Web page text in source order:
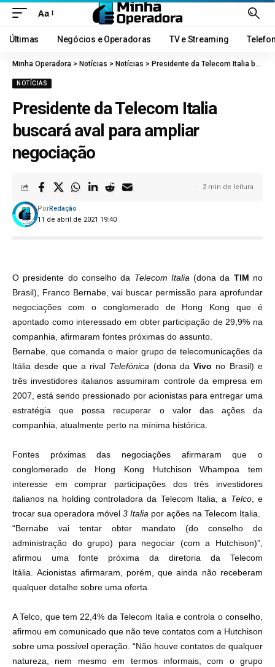
Aa
Últimas Negócios e Operadoras TV e Streaming
Minha Operadora > Notícias > Notícias > Presidente da Telecom Italia buscará aval para ampliar negociação
NOTÍCIAS
Presidente da Telecom Italia
buscará aval para ampliar
negociação
11 de abril de 2021 19:40
PorRedação
2 min de leitura
O presidente do conselho da Telecom Italia (dona da TIM no
Brasil), Franco Bernabe, vai buscar permissão para aprofundar
negociações com o conglomerado de Hong Kong que é
apontado como interessado em obter participação de 29,9% na
companhia, afirmaram fontes próximas do assunto.
Bernabe, que comanda o maior grupo de telecomunicações da
Itália desde que a rival Telefónica (dona daVivo no Brasil) e
três investidores italianos assumiram controle da empresa em
2007, está sendo pressionado por acionistas para entregar uma
estratégia que possa recuperar o valor das ações da
companhia, atualmente perto na mínima histórica.
Fontes próximas das negociações afirmaram que o
conglomerado de Hong Kong Hutchison Whampoa tem
interesse em comprar participações dos três investidores
italianos na holding controladora da Telecom Italia, a Telco, e
trocar sua operadora móvel 3 Italia por ações na Telecom Italia.
“Bernabe vai tentar obter mandato (do conselho de
administração do grupo) para negociar (com a Hutchison)”,
afirmou uma fonte próxima da diretoria da Telecom
Itália.Acionistas afirmaram, porém, que ainda não receberam
qualquer detalhe sobre uma oferta.
A Telco, que tem 22,4% da Telecom Italia e controla o conselho,
afirmou em comunicado que não teve contatos com a Hutchison
sobre uma possível operação. “Não houve contatos de qualquer
natureza, nem mesmo em termos informais, com o grupo